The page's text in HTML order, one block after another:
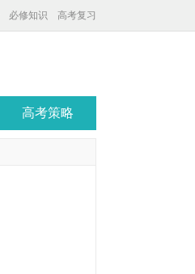
高考复习
必修知识
高考策略